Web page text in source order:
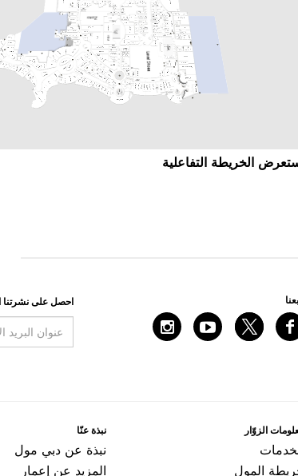
اﻟﺨﺮﻳﻄﺔ اﻟﺘﻔﺎﻋﻠﻴﺔ
اﺣﺼﻞ ﻋﻠﻰ ﻧﺸﺮﺗﻨﺎ
اﻟﺰﻭّاﺭ
اﻟﻤﻮﻝ
ﻧﺒﺬﺓ ﻋﻨّﺎ
ﻧﺒﺬﺓ ﻋﻦ ﺩﺑﻲ ﻣﻮﻝ
المزيد عن إعمار